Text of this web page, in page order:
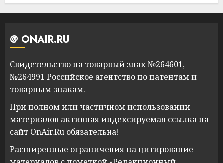
@ ONAIR.RU
Свидетельство на товарный знак №264601,
№264991 Российское агентство по патентам и
товарным знакам.
При полном или частичном использовании
материалов активная индексируемая ссылка на
сайт OnAir.Ru обязательна!
Расширенные ограниченияна цитирование